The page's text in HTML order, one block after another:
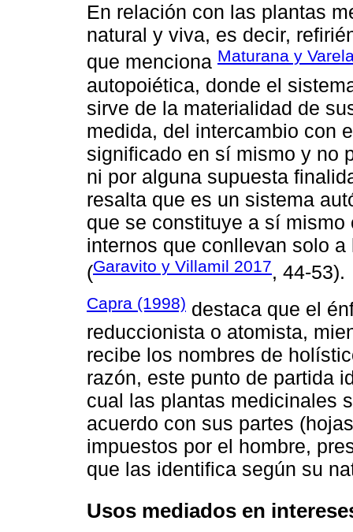
En relación con las plantas
natural y viva, es decir,
que menciona Maturana y
autopoiética, donde el
sirve de la materialidad de
medida, del intercambio con
significado en sí mismo y no
ni por alguna supuesta
resalta que es un sistema
que se constituye a sí
internos que conllevan solo
(Garavito y Villamil 2017, 44-53).
Capra (1998) destaca que el
reduccionista o atomista,
recibe los nombres de
razón, este punto de partida
cual las plantas medicinales
acuerdo con sus partes
impuestos por el hombre,
que las identifica según su
Usos mediados en